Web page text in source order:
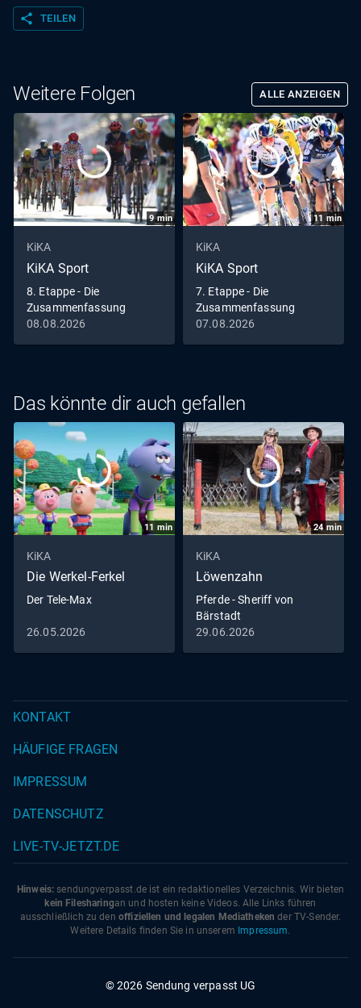
share TEILEN
Weitere Folgen ALLE ANZEIGEN
9min
KiKA
KiKA Sport
8. Etappe - Die
Zusammenfassung
08.08.2026
11 min
KiKA
KiKA Sport
7. Etappe - Die
Zusammenfassung
07.08.2026
Das könnte dir auch gefallen
11 min
KiKA
Die Werkel-Ferkel
Der Tele-Max
26.05.2026
24 min
KiKA
Löwenzahn
Pferde - Sheriff von
Bärstadt
29.06.2026
KONTAKT
HÄUFIGE FRAGEN
IMPRESSUM
DATENSCHUTZ
LIVE-TV-JETZT.DE
Hinweis: sendungverpasst.de ist ein redaktionelles Verzeichnis. Wir bieten
kein Filesharingan und hosten keine Videos. Alle Links führen
ausschließlich zu den offiziellen und legalen Mediatheken der TV-Sender.
Weitere Details finden Sie in unserem Impressum.
© 2026 Sendung verpasst UG